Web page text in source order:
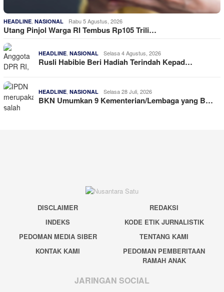
HEADLINE, NASIONAL Rabu 5 Agustus, 2026
Utang Pinjol Warga RI Tembus Rp105 Trili…
HEADLINE, NASIONAL Selasa 4 Agustus, 2026
Rusli Habibie Beri Hadiah Terindah Kepad…
HEADLINE, NASIONAL Selasa 28 Juli, 2026
BKN Umumkan 9 Kementerian/Lembaga yang B…
DISCLAIMER
REDAKSI
INDEKS
KODE ETIK JURNALISTIK
PEDOMAN MEDIA SIBER
TENTANG KAMI
KONTAK KAMI
PEDOMAN PEMBERITAAN
RAMAH ANAK
JARINGAN SOCIAL